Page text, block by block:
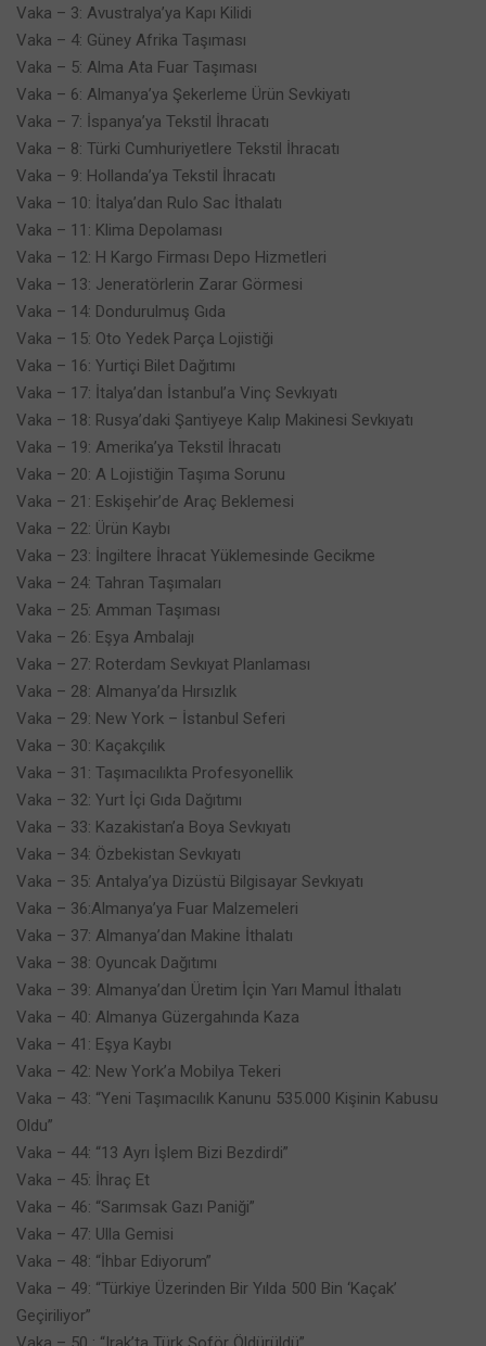
Vaka – 3: Avustralya’ya Kapı Kilidi
Vaka – 4: Güney Afrika Taşıması
Vaka – 5: Alma Ata Fuar Taşıması
Vaka – 6: Almanya’ya Şekerleme Ürün Sevkiyatı
Vaka – 7: İspanya’ya Tekstil İhracatı
Vaka – 8: Türki Cumhuriyetlere Tekstil İhracatı
Vaka – 9: Hollanda’ya Tekstil İhracatı
Vaka – 10: İtalya’dan Rulo Sac İthalatı
Vaka – 11: Klima Depolaması
Vaka – 12: H Kargo Firması Depo Hizmetleri
Vaka – 13: Jeneratörlerin Zarar Görmesi
Vaka – 14: Dondurulmuş Gıda
Vaka – 15: Oto Yedek Parça Lojistiği
Vaka – 16: Yurtiçi Bilet Dağıtımı
Vaka – 17: İtalya’dan İstanbul’a Vinç Sevkıyatı
Vaka – 18: Rusya’daki Şantiyeye Kalıp Makinesi Sevkıyatı
Vaka – 19: Amerika’ya Tekstil İhracatı
Vaka – 20: A Lojistiğin Taşıma Sorunu
Vaka – 21: Eskişehir’de Araç Beklemesi
Vaka – 22: Ürün Kaybı
Vaka – 23: İngiltere İhracat Yüklemesinde Gecikme
Vaka – 24: Tahran Taşımaları
Vaka – 25: Amman Taşıması
Vaka – 26: Eşya Ambalajı
Vaka – 27: Roterdam Sevkıyat Planlaması
Vaka – 28: Almanya’da Hırsızlık
Vaka – 29: New York – İstanbul Seferi
Vaka – 30: Kaçakçılık
Vaka – 31: Taşımacılıkta Profesyonellik
Vaka – 32: Yurt İçi Gıda Dağıtımı
Vaka – 33: Kazakistan’a Boya Sevkıyatı
Vaka – 34: Özbekistan Sevkıyatı
Vaka – 35: Antalya’ya Dizüstü Bilgisayar Sevkıyatı
Vaka – 36:Almanya’ya Fuar Malzemeleri
Vaka – 37: Almanya’dan Makine İthalatı
Vaka – 38: Oyuncak Dağıtımı
Vaka – 39: Almanya’dan Üretim İçin Yarı Mamul İthalatı
Vaka – 40: Almanya Güzergahında Kaza
Vaka – 41: Eşya Kaybı
Vaka – 42: New York’a Mobilya Tekeri
Vaka – 43: “Yeni Taşımacılık Kanunu 535.000 Kişinin Kabusu
Oldu”
Vaka – 44: “13 Ayrı İşlem Bizi Bezdirdi”
Vaka – 45: İhraç Et
Vaka – 46: “Sarımsak Gazı Paniği”
Vaka – 47: Ulla Gemisi
Vaka – 48: “İhbar Ediyorum”
Vaka – 49: “Türkiye Üzerinden Bir Yılda 500 Bin ‘Kaçak’
Geçiriliyor”